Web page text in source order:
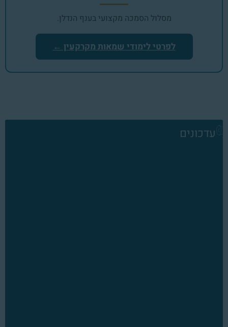
מסלול הסמכה מקצועי בענף הנדלן.
לפרטי לימודי שמאות מקרקעין ←
עדכונים